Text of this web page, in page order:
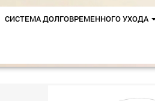
СИСТЕМА ДОЛГОВРЕМЕННОГО УХОДА